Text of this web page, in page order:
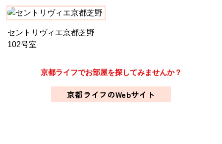
セントリヴィエ京都芝野
102号室
京都ライフでお部屋を探してみませんか？
京都ライフのWebサイト